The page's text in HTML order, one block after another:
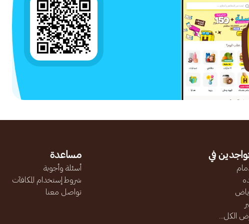
في
الكل...
مساعدة
أسئلة وأجوبة
شروط إستخدام المكافآت
تواصل معنا